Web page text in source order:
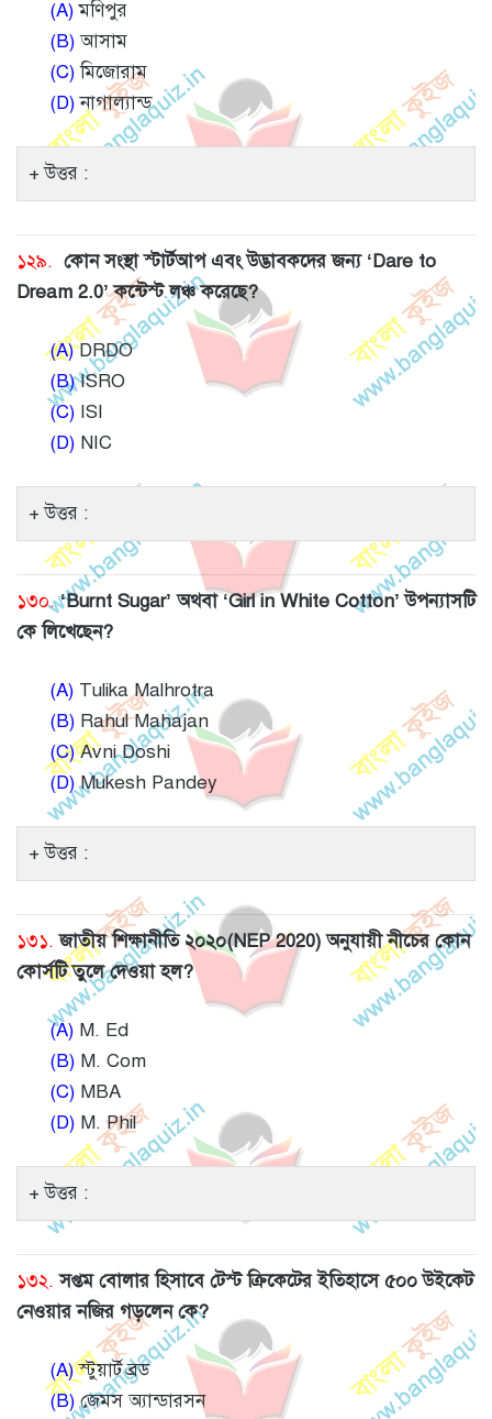
(A)মণিপুর
(B)আসাম
(C)মিজোরাম
(D)নাগাল্যান্ড
উত্তর :
১২৯. কোন সংস্থা স্টার্টআপ এবং উদ্ভাবকদের জন্য ‘Dare to
Dream 2.0’ কন্টেস্ট লঞ্চ করেছে?
(A)DRDO
(B)ISRO
(C) ISI
(D) NIC
উত্তর :
১৩০. ‘Burnt Sugar’ অথবা ‘Girl in White Cotton’ উপন্যাসটি
কে লিখেছেন?
(A) Tulika Malhrotra
(B) Rahul Mahajan
(C)Avni Doshi
(D)Mukesh Pandey
উত্তর :
১৩১. জাতীয় শিক্ষানীতি ২০২০(NEP 2020) অনুযায়ী নীচের কোন
কোর্সটি তুলে দেওয়া হল?
(A) M. Ed
(B) M. Com
(C) MBA
(D) M. Phil
উত্তর :
১৩২. সপ্তম বোলার হিসাবে টেস্ট ক্রিকেটের ইতিহাসে ৫০০ উইকেট
নেওয়ার নজির গড়লেন কে?
(A)স্টুয়ার্ট ব্রড
(B)জেমস অ্যান্ডারসন